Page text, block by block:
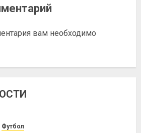
вам необходимо
Футбол